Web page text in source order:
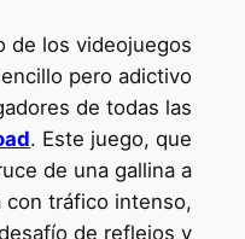
de los videojuegos
pero adictivo
de todas las
. Este juego, que
de una gallina a
con tráfico intenso,
de reflejos y